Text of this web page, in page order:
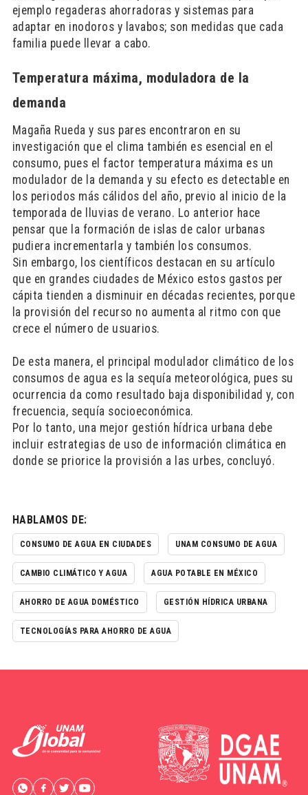
ejemplo regaderas ahorradoras y sistemas para
adaptar en inodoros y lavabos; son medidas que cada
familia puede llevar a cabo.
Temperatura máxima, moduladora de la
demanda
Magaña Rueda y sus pares encontraron en su
investigación que el clima también es esencial en el
consumo, pues el factor temperatura máxima es un
modulador de la demanda y su efecto es detectable en
los periodos más cálidos del año, previo al inicio de la
temporada de lluvias de verano. Lo anterior hace
pensar que la formación de islas de calor urbanas
pudiera incrementarla y también los consumos.
Sin embargo, los científicos destacan en su artículo
que en grandes ciudades de México estos gastos per
cápita tienden a disminuir en décadas recientes, porque
la provisión del recurso no aumenta al ritmo con que
crece el número de usuarios.
De esta manera, el principal modulador climático de los
consumos de agua es la sequía meteorológica, pues su
ocurrencia da como resultado baja disponibilidad y, con
frecuencia, sequía socioeconómica.
Por lo tanto, una mejor gestión hídrica urbana debe
incluir estrategias de uso de información climática en
donde se priorice la provisión a las urbes, concluyó.
HABLAMOS DE:
CONSUMO DE AGUA EN CIUDADES UNAM CONSUMO DE AGUA
CAMBIO CLIMÁTICO Y AGUA AGUA POTABLE EN MÉXICO
AHORRO DE AGUA DOMÉSTICO GESTIÓN HÍDRICA URBANA
TECNOLOGÍAS PARA AHORRO DE AGUA